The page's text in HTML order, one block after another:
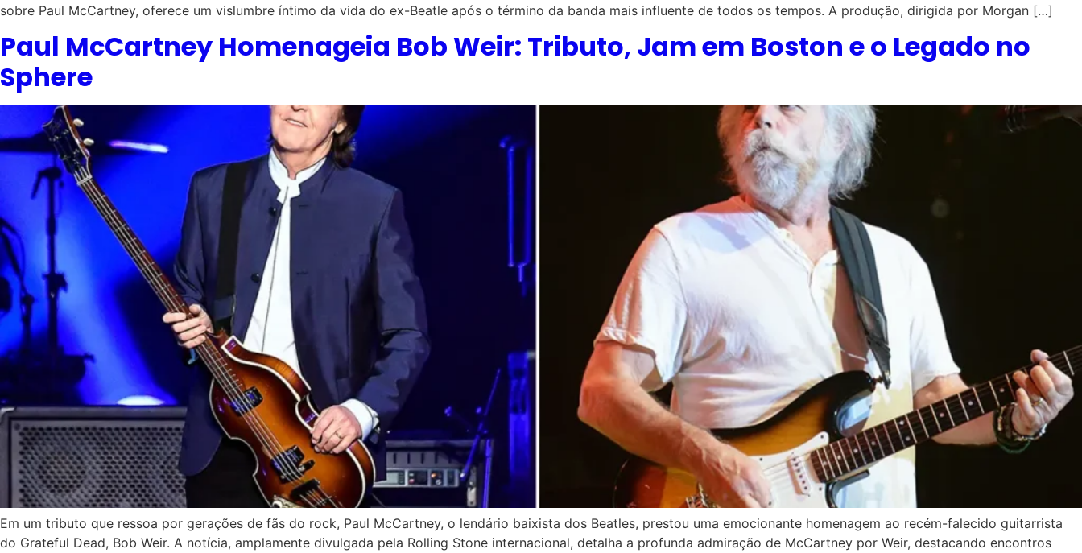
sobre Paul McCartney, oferece um vislumbre íntimo da vida do ex-Beatle após o término da banda mais influente de todos os tempos. A produção, dirigida por Morgan […]
Paul McCartney Homenageia Bob Weir: Tributo, Jam em Boston e o Legado no
Sphere
Em um tributo que ressoa por gerações de fãs do rock, Paul McCartney, o lendário baixista dos Beatles, prestou uma emocionante homenagem ao recém-falecido guitarrista
do Grateful Dead, Bob Weir. A notícia, amplamente divulgada pela Rolling Stone internacional, detalha a profunda admiração de McCartney por Weir, destacando encontros